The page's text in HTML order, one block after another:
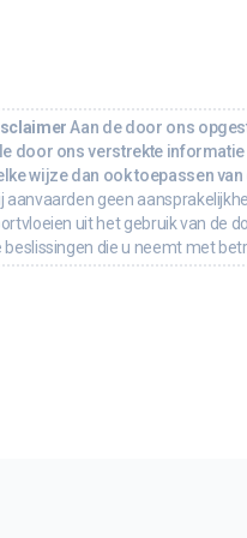
Aan de door ons
door ons verstrekte
wijze dan ook toepassen
aanvaarden geen
uit het gebruik van de
beslissingen die u neemt met